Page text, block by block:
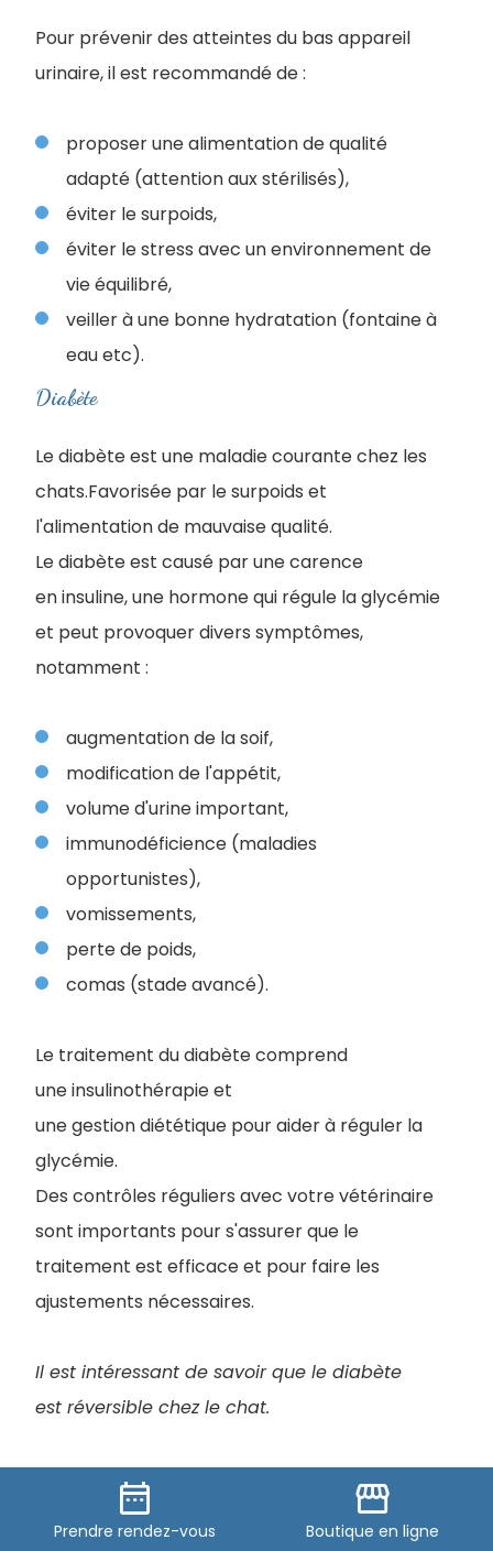
Pour prévenir des atteintes du bas appareil
urinaire, il est recommandé de :
proposer une alimentation de qualité
adapté (attention aux stérilisés),
éviter le surpoids,
éviter le stress avec un environnement de
vie équilibré,
veiller à une bonne hydratation (fontaine à
eau etc).
Diabète
Le diabète est une maladie courante chez les
chats.Favorisée par le surpoids et
l'alimentation de mauvaise qualité.
Le diabète est causé par une carence
en insuline, une hormone qui régule la glycémie
et peut provoquer divers symptômes,
notamment :
augmentation de la soif,
modification de l'appétit,
volume d'urine important,
immunodéficience (maladies
opportunistes),
vomissements,
perte de poids,
comas (stade avancé).
Le traitement du diabète comprend
une insulinothérapie et
une gestion diététique pour aider à réguler la
glycémie.
Des contrôles réguliers avec votre vétérinaire
sont importants pour s'assurer que le
traitement est efficace et pour faire les
ajustements nécessaires.
Il est intéressant de savoir que le diabète
est réversible chez le chat.
Préventiondate_range
Prendre rendez-vous
storefront
Boutique en ligne